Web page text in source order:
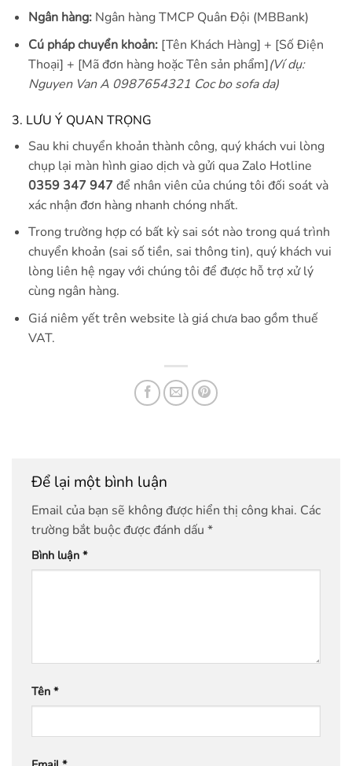
Ngân hàng:Ngân hàng TMCP Quân Đội (MBBank)
Cú pháp chuyển khoản:[Tên Khách Hàng] + [Số Điện
Thoại] + [Mã đơn hàng hoặc Tên sản phẩm](Ví dụ:
Nguyen Van A 0987654321 Coc bo sofa da)
3. LƯU Ý QUAN TRỌNG
Sau khi chuyển khoản thành công, quý khách vui lòng
chụp lại màn hình giao dịch và gửi qua Zalo Hotline
0359 347 947 để nhân viên của chúng tôi đối soát và
xác nhận đơn hàng nhanh chóng nhất.
Trong trường hợp có bất kỳ sai sót nào trong quá trình
chuyển khoản (sai số tiền, sai thông tin), quý khách vui
lòng liên hệ ngay với chúng tôi để được hỗ trợ xử lý
cùng ngân hàng.
Giá niêm yết trên website là giá chưa bao gồm thuế
VAT.
Để lại một bình luận
Email của bạn sẽ không được hiển thị công khai. Các
trường bắt buộc được đánh dấu *
Bình luận *
Tên *